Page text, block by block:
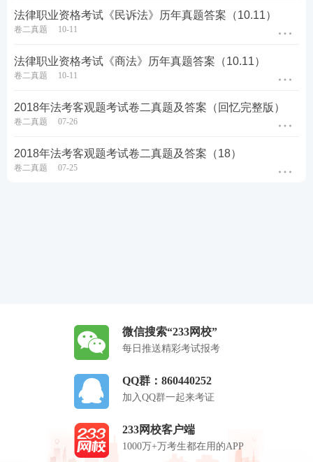
法律职业资格考试《民诉法》历年真题答案（10.11）
卷二真题 10-11
法律职业资格考试《商法》历年真题答案（10.11）
卷二真题 10-11
2018年法考客观题考试卷二真题及答案（回忆完整版）
卷二真题 07-26
2018年法考客观题考试卷二真题及答案（18）
卷二真题 07-25
微信搜索“233网校”
每日推送精彩考试报考
QQ群：860440252
加入QQ群一起来考证
233网校客户端
1000万+万考生都在用的APP